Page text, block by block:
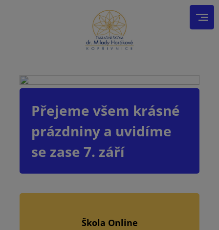
Přejeme všem krásné
prázdniny a uvidíme
se zase 7. září
Škola Online